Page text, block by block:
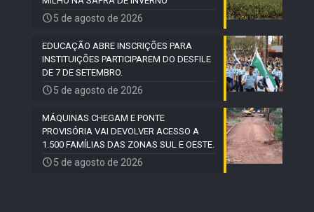
5 de agosto de 2026
EDUCAÇÃO ABRE INSCRIÇÕES PARA
INSTITUIÇÕES PARTICIPAREM DO DESFILE
DE 7 DE SETEMBRO.
5 de agosto de 2026
MÁQUINAS CHEGAM E PONTE
PROVISÓRIA VAI DEVOLVER ACESSO A
1.500 FAMÍLIAS DAS ZONAS SUL E OESTE.
5 de agosto de 2026